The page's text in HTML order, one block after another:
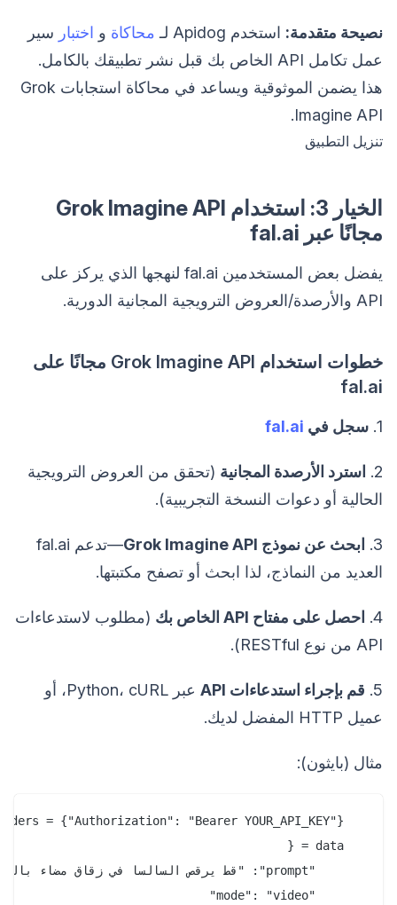
نصيحة متقدمة: استخدم Apidog لـ محاكاة و اختبار سير
عمل تكامل API الخاص بك قبل نشر تطبيقك بالكامل.
هذا يضمن الموثوقية ويساعد في محاكاة استجابات Grok
Imagine API.
تنزيل التطبيق
الخيار 3: استخدام Grok Imagine API
مجانًا عبر fal.ai
يفضل بعض المستخدمين fal.ai لنهجها الذي يركز على
API والأرصدة/العروض الترويجية المجانية الدورية.
خطوات استخدام Grok Imagine API مجانًا على
fal.ai
1. سجل في fal.ai
2. استرد الأرصدة المجانية (تحقق من العروض الترويجية
الحالية أو دعوات النسخة التجريبية).
3. ابحث عن نموذج Grok Imagine API
—تدعم fal.ai
العديد من النماذج، لذا ابحث أو تصفح مكتبتها.
4. احصل على مفتاح API الخاص بك
(مطلوب لاستدعاءات
API من نوع RESTful).
5. قم بإجراء استدعاءات API
عبر Python، cURL، أو
عميل HTTP المفضل لديك.
مثال (بايثون):